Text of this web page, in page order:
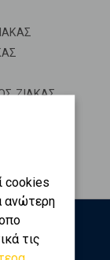
ΖΙΑΚΑΣ
cookies
ανώτερη
τις